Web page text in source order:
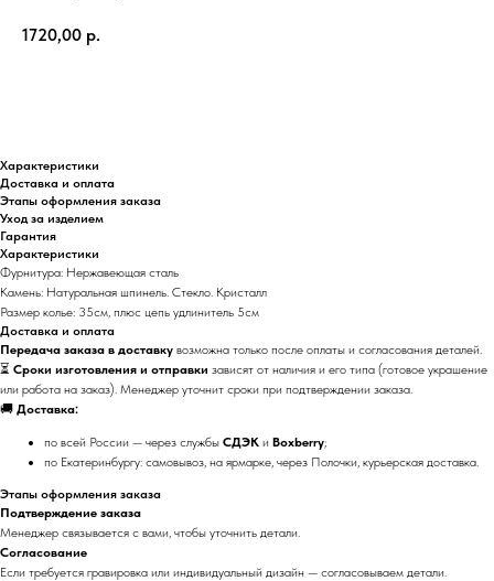
1720,00 р.
Характеристики
Доставка и оплата
Этапы оформления заказа
Уход за изделием
Гарантия
Характеристики
Фурнитура: Нержавеющая сталь
Камень: Натуральная шпинель. Cтекло. Кристалл
Размер колье: 35см, плюс цепь удлинитель 5см
Доставка и оплата
Передача заказа в доставку возможна только после оплаты и согласования деталей.
⏳ Сроки изготовления и отправки зависят от наличия и его типа (готовое украшение
или работа на заказ). Менеджер уточнит сроки при подтверждении заказа.
🚚 Доставка:
по всей России — через службы СДЭК и Boxberry;
по Екатеринбургу: самовывоз, на ярмарке, через Полочки, курьерская доставка.
Этапы оформления заказа
Подтверждение заказа
Менеджер связывается с вами, чтобы уточнить детали.
Согласование
Если требуется гравировка или индивидуальный дизайн — согласовываем детали.